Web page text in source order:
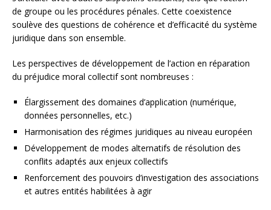
de groupe ou les procédures pénales. Cette coexistence
soulève des questions de cohérence et d’efficacité du système
juridique dans son ensemble.
Les perspectives de développement de l’action en réparation
du préjudice moral collectif sont nombreuses :
Élargissement des domaines d’application (numérique,
données personnelles, etc.)
Harmonisation des régimes juridiques au niveau européen
Développement de modes alternatifs de résolution des
conflits adaptés aux enjeux collectifs
Renforcement des pouvoirs d’investigation des associations
et autres entités habilitées à agir